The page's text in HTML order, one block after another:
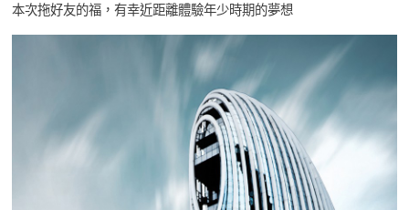
本次拖好友的福，有幸近距離體驗年少時期的夢想